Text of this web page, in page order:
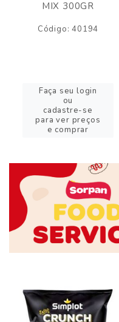
MIX 300GR
Código: 40194
Faça seu login
ou
cadastre-se
para ver preços
e comprar